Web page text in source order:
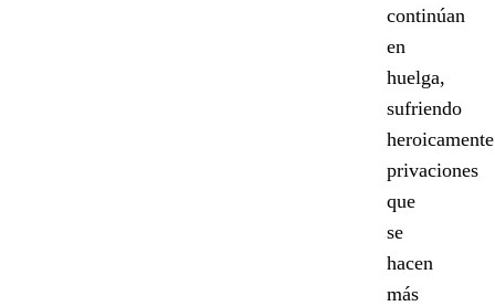
continúan
en
huelga,
sufriendo
heroicamente
privaciones
que
se
hacen
más